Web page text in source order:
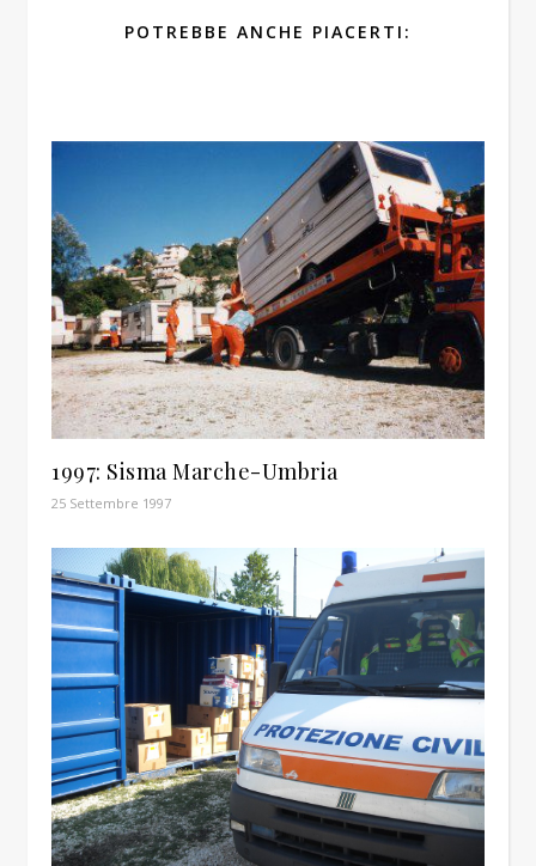
POTREBBE ANCHE PIACERTI:
1997: Sisma Marche-Umbria
25 Settembre 1997